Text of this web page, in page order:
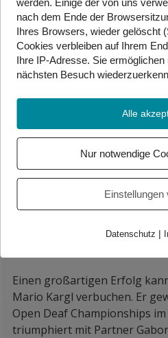
Anschläge auf ein Taylor-
Beide standen in regem
gemeinsam terroristische
—————————————-
generelles Handyverbot
wird derzeit gearbeitet. Mit
Beispiel die Konzentrations-
verbessern. In Kärnten hofft
einheitliche Regelung für
Kinder von 10 bis 14 Jahren
Handy-Verbot geben. Ihnen
Einen großartigen Erfolg
Mario Kargl verbuchen. Er
Open Deaf Championships
triumphiert mit Partner
werden. Einige der von uns
nach dem Ende der
Ihres Browsers, wieder gelöscht
Cookies verbleiben auf Ihrem
Ihre IP-Adresse. Sie ermöglichen
nächsten Besuch
Alle
Nur notwendige
Einstellungen
Datenschutz |